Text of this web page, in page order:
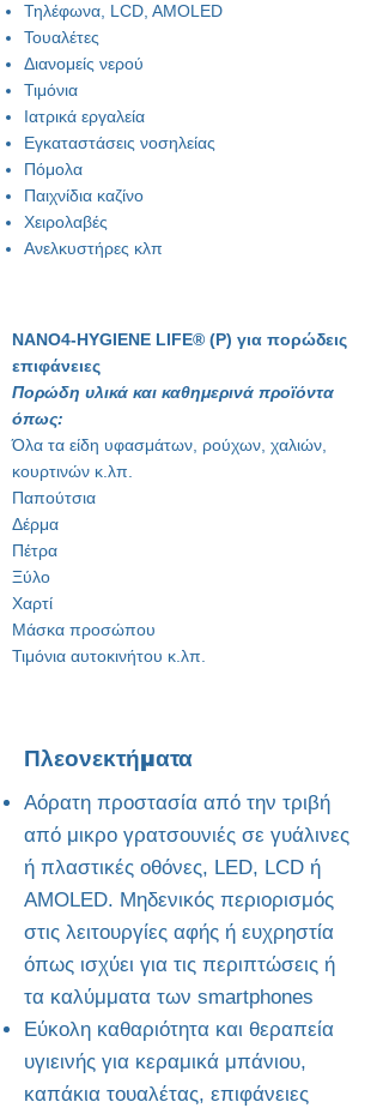
Τηλέφωνα, LCD, AMOLED
Τουαλέτες
Διανομείς νερού
Τιμόνια
Ιατρικά εργαλεία
Εγκαταστάσεις νοσηλείας
Πόμολα
Παιχνίδια καζίνο
Χειρολαβές
Ανελκυστήρες κλπ
NANO4-HYGIENE LIFE® (P) για πορώδεις
επιφάνειες
Πορώδη υλικά και καθημερινά προϊόντα
όπως:
Όλα τα είδη υφασμάτων, ρούχων, χαλιών,
κουρτινών κ.λπ.
Παπούτσια
Δέρμα
Πέτρα
Ξύλο
Χαρτί
Μάσκα προσώπου
Τιμόνια αυτοκινήτου κ.λπ.
Πλεονεκτήματα
Αόρατη προστασία από την τριβή
από μικρο γρατσουνιές σε γυάλινες
ή πλαστικές οθόνες, LED, LCD ή
AMOLED. Μηδενικός περιορισμός
στις λειτουργίες αφής ή ευχρηστία
όπως ισχύει για τις περιπτώσεις ή
τα καλύμματα των smartphones
Εύκολη καθαριότητα και θεραπεία
υγιεινής για κεραμικά μπάνιου,
καπάκια τουαλέτας, επιφάνειες